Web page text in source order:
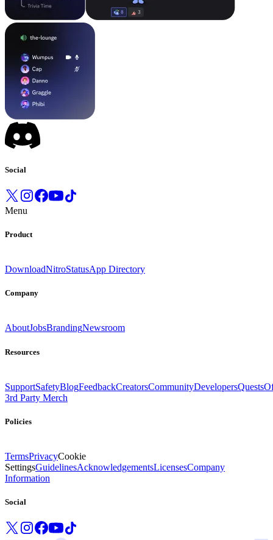
Social
Menu
Product
DownloadNitroStatusApp Directory
Company
AboutJobsBrandingNewsroom
Resources
SupportSafetyBlogFeedbackCreatorsCommunityDevelopersQuests
3rd Party Merch
Policies
TermsPrivacyCookie
SettingsGuidelinesAcknowledgementsLicensesCompany
Information
Social